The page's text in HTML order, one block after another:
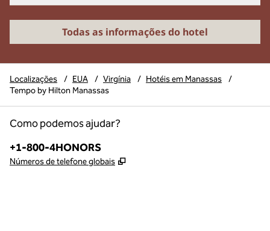
Todas as informações do hotel
Localizações / EUA / Virgínia / Hotéis em Manassas
/
Tempo by Hilton Manassas
Como podemos ajudar?
Telefone:
+1-800-4HONORS
Números de telefone globais ,